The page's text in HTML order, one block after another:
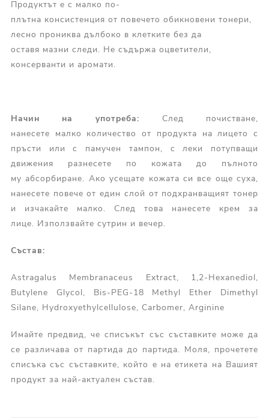
Продуктът е с малко по-
плътна консистенция от повечето обикновени тонери,
лесно прониква дълбоко в клетките без да
оставя мазни следи. Не съдържа оцветители,
консерванти и аромати.
Начин на употреба: След почистване,
нанесете малко количество от продукта на лицето с
пръсти или с памучен тампон, с леки потупващи
движения разнесете по кожата до пълното
му абсорбиране. Ако усещате кожата си все още суха,
нанесете повече от един слой от подхранващият тонер
и изчакайте малко. След това нанесете крем за
лице. Използвайте сутрин и вечер.
Състав:
Astragalus Membranaceus Extract, 1,2-Hexanediol,
Butylene Glycol, Bis-PEG-18 Methyl Ether Dimethyl
Silane, Hydroxyethylcellulose, Carbomer, Arginine
Имайте предвид, че списъкът със съставките може да
се различава от партида до партида. Моля, прочетете
списъка със съставките, който е на етикета на Вашият
продукт за най-актуален състав.